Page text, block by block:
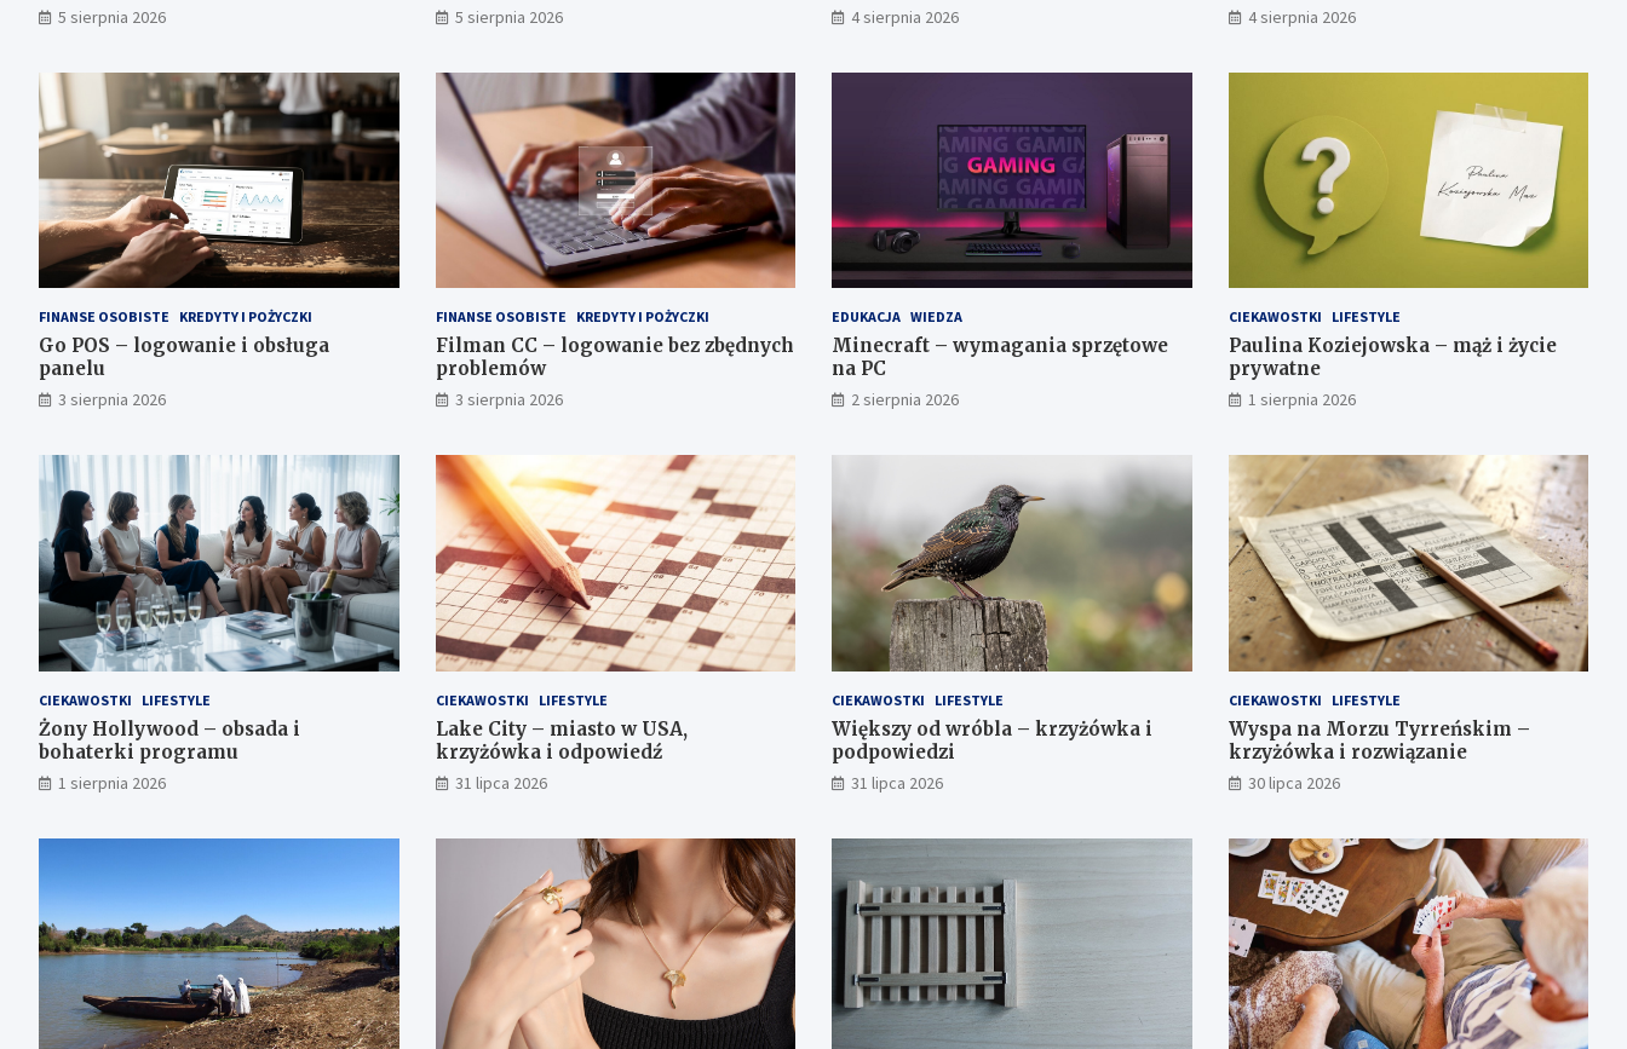
5 sierpnia 2026 5 sierpnia 2026 4 sierpnia 2026 4 sierpnia 2026
FINANSE OSOBISTE KREDYTY I POŻYCZKI
Go POS – logowanie i obsługa
panelu
3 sierpnia 2026
FINANSE OSOBISTE KREDYTY I POŻYCZKI
Filman CC – logowanie bez zbędnych
problemów
3 sierpnia 2026
EDUKACJA WIEDZA
Minecraft – wymagania sprzętowe
na PC
2 sierpnia 2026
CIEKAWOSTKI LIFESTYLE
Paulina Koziejowska – mąż i życie
prywatne
1 sierpnia 2026
CIEKAWOSTKI LIFESTYLE
Żony Hollywood – obsada i
bohaterki programu
1 sierpnia 2026
CIEKAWOSTKI LIFESTYLE
Lake City – miasto w USA,
krzyżówka i odpowiedź
31 lipca 2026
CIEKAWOSTKI LIFESTYLE
Większy od wróbla – krzyżówka i
podpowiedzi
31 lipca 2026
CIEKAWOSTKI LIFESTYLE
Wyspa na Morzu Tyrreńskim –
krzyżówka i rozwiązanie
30 lipca 2026